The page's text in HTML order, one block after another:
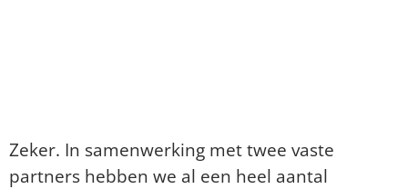
Zeker. In samenwerking met twee vaste
partners hebben we al een heel aantal